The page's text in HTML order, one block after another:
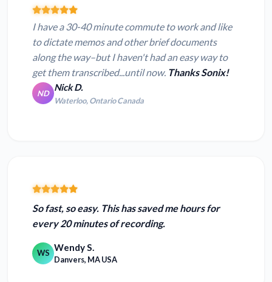
I have a 30-40 minute commute to work and like
to dictate memos and other brief documents
along the way–but I haven't had an easy way to
get them transcribed...until now. Thanks Sonix!
ND
Nick D.
Waterloo, Ontario Canada
So fast, so easy. This hassaved me hoursfor
every 20 minutes of recording.
WS Wendy S.
Danvers, MA USA